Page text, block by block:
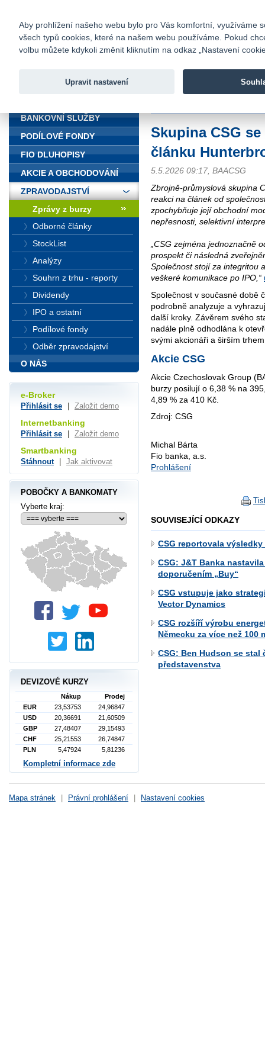
Fio banka
Fio banka
Skupina CSG
článku
5.5.2026 09:17, BAACSG
Zbrojně-průmyslová skupina
reakci na článek od
zpochybňuje její obchodní
nepřesnosti, selektivní
„CSG zejména jednoznačně
prospekt či následná
Společnost stojí za integritou
veškeré komunikace po IPO,“
Společnost v současné době
podrobně analyzuje a
další kroky. Závěrem svého
nadále plně odhodlána k
svými akcionáři a širším
Akcie CSG
Akcie Czechoslovak Group
burzy posilují o 6,38 % na
4,89 % za 410 Kč.
Zdroj: CSG
Michal Bárta
Fio banka, a.s.
Prohlášení
SOUVISEJÍCÍ ODKAZY
CSG reportovala výsledky
CSG: J&T Banka
doporučením „Buy“
CSG vstupuje jako
Vector Dynamics
CSG rozšíří výrobu
Německu za více než 100
CSG: Ben Hudson se
představenstva
BANKOVNÍ SLUŽBY
PODÍLOVÉ FONDY
FIO DLUHOPISY
AKCIE A OBCHODOVÁNÍ
ZPRAVODAJSTVÍ
Zprávy z burzy
Odborné články
StockList
Analýzy
Souhrn z trhu - reporty
Dividendy
IPO a ostatní
Podílové fondy
Odběr zpravodajství
O NÁS
e-Broker
Přihlásit se Založit demo
Internetbanking
Přihlásit se Založit demo
Smartbanking
Stáhnout Jak aktivovat
POBOČKY A BANKOMATY
Vyberte kraj:
DEVIZOVÉ KURZY
Nákup
Prodej
EUR
23,53753
24,96847
USD
20,36691
21,60509
GBP
27,48407
29,15493
CHF
25,21553
26,74847
PLN
5,47924 5,81236
Kompletní informace zde
Mapa stránek Právní prohlášení Nastavení cookies
Aby prohlížení našeho webu bylo pro Vás komfortní, využíváme
všech typů cookies, které na našem webu používáme. Pokud
volbu můžete kdykoli změnit kliknutím na odkaz „Nastavení
Upravit nastavení